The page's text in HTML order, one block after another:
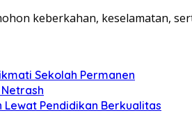
keberkahan, keselamatan,
Sekolah Permanen
Lewat Pendidikan Berkualitas